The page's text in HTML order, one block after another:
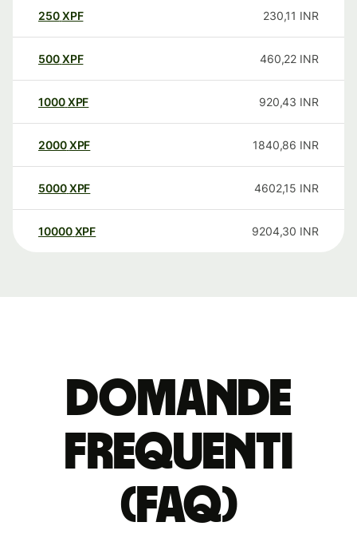
250XPF 230,11 INR
500XPF 460,22 INR
1000XPF 920,43 INR
2000XPF 1840,86 INR
5000XPF 4602,15 INR
10000 XPF 9204,30 INR
Domande
Frequenti
(FAQ)